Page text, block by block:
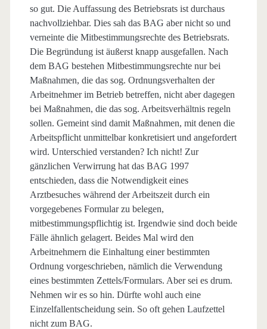
so gut. Die Auffassung des Betriebsrats ist durchaus
nachvollziehbar. Dies sah das BAG aber nicht so und
verneinte die Mitbestimmungsrechte des Betriebsrats.
Die Begründung ist äußerst knapp ausgefallen. Nach
dem BAG bestehen Mitbestimmungsrechte nur bei
Maßnahmen, die das sog. Ordnungsverhalten der
Arbeitnehmer im Betrieb betreffen, nicht aber dagegen
bei Maßnahmen, die das sog. Arbeitsverhältnis regeln
sollen. Gemeint sind damit Maßnahmen, mit denen die
Arbeitspflicht unmittelbar konkretisiert und angefordert
wird. Unterschied verstanden? Ich nicht! Zur
gänzlichen Verwirrung hat das BAG 1997
entschieden, dass die Notwendigkeit eines
Arztbesuches während der Arbeitszeit durch ein
vorgegebenes Formular zu belegen,
mitbestimmungspflichtig ist. Irgendwie sind doch beide
Fälle ähnlich gelagert. Beides Mal wird den
Arbeitnehmern die Einhaltung einer bestimmten
Ordnung vorgeschrieben, nämlich die Verwendung
eines bestimmten Zettels/Formulars. Aber sei es drum.
Nehmen wir es so hin. Dürfte wohl auch eine
Einzelfallentscheidung sein. So oft gehen Laufzettel
nicht zum BAG.